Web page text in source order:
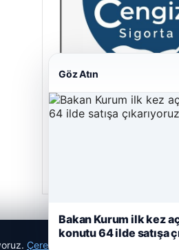
Çerez Politikamız
Göz Atın
Bakan Kurum ilk kez
konutu 64 ilde satışa